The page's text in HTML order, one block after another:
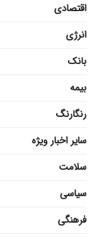
اقتصادی
انرژی
بانک
بیمه
رنگارنگ
سایر اخبار ویژه
سلامت
سیاسی
فرهنگی